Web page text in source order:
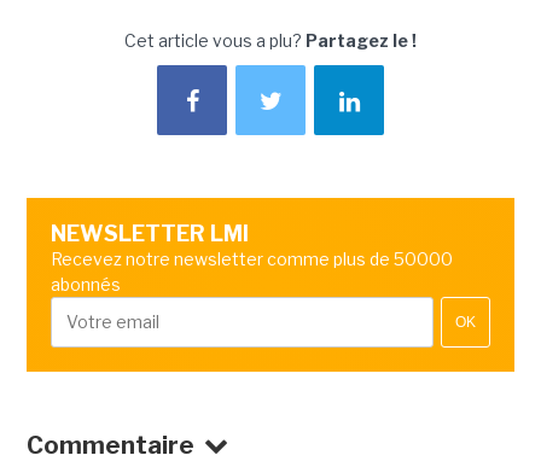
Cet article vous a plu? Partagez le !
NEWSLETTER LMI
Recevez notre newsletter comme plus de 50000
abonnés
OK
Commentaire